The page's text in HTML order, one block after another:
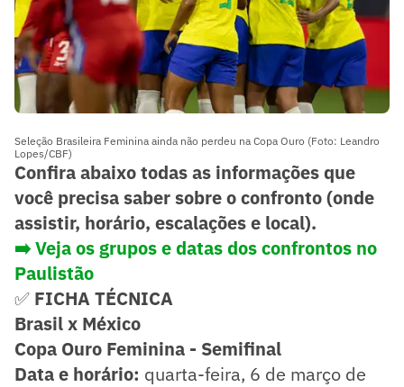
Seleção Brasileira Feminina ainda não perdeu na Copa Ouro (Foto: Leandro
Lopes/CBF)
Confira abaixo todas as informações que
você precisa saber sobre o confronto (onde
assistir, horário, escalações e local).
➡️ Veja os grupos e datas dos confrontos no
Paulistão
✅ FICHA TÉCNICA
Brasil x México
Copa Ouro Feminina - Semifinal
Data e horário: quarta-feira, 6 de março de